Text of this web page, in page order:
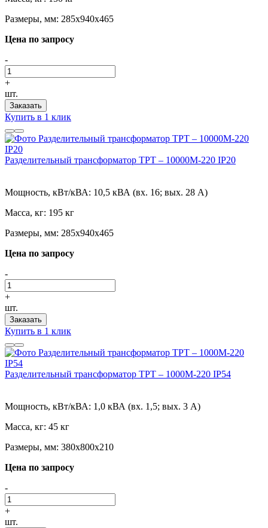
Размеры, мм: 285х940х465
Цена по запросу
-
+
шт.
Заказать
Купить в 1 клик
Разделительный трансформатор ТРТ – 10000М-220 IP20
Мощность, кВт/кВА: 10,5 кВА (вх. 16; вых. 28 А)
Масса, кг: 195 кг
Размеры, мм: 285х940х465
Цена по запросу
-
+
шт.
Заказать
Купить в 1 клик
Разделительный трансформатор ТРТ – 1000М-220 IP54
Мощность, кВт/кВА: 1,0 кВА (вх. 1,5; вых. 3 А)
Масса, кг: 45 кг
Размеры, мм: 380х800х210
Цена по запросу
-
+
шт.